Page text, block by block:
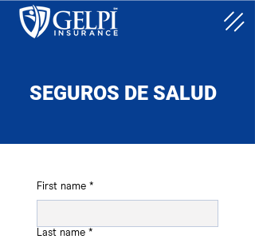
SEGUROS DE SALUD
First name *
Last name *